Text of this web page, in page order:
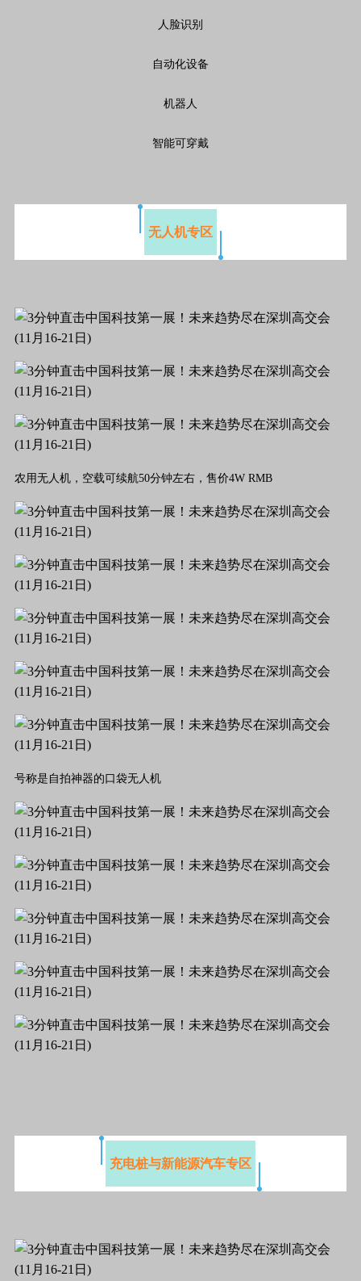
人脸识别
自动化设备
机器人
智能可穿戴
无人机专区
农用无人机，空载可续航50分钟左右，售价4W RMB
号称是自拍神器的口袋无人机
充电桩与新能源汽车专区